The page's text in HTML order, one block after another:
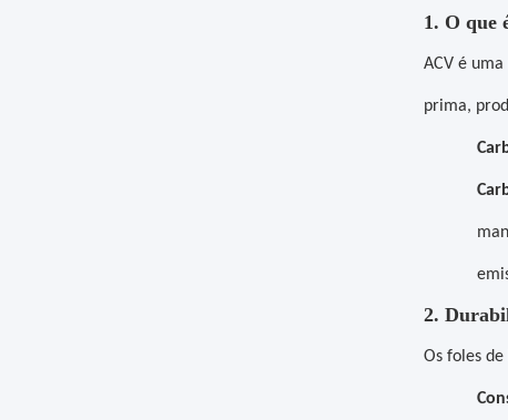
1. O que
ACV é
prima,
2.
Os foles